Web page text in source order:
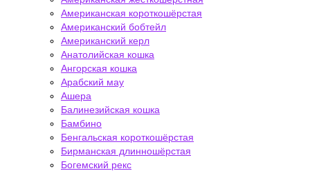
Американская короткошёрстая
Американский бобтейл
Американский керл
Анатолийская кошка
Ангорская кошка
Арабский мау
Ашера
Балинезийская кошка
Бамбино
Бенгальская короткошёрстая
Бирманская длинношёрстая
Богемский рекс